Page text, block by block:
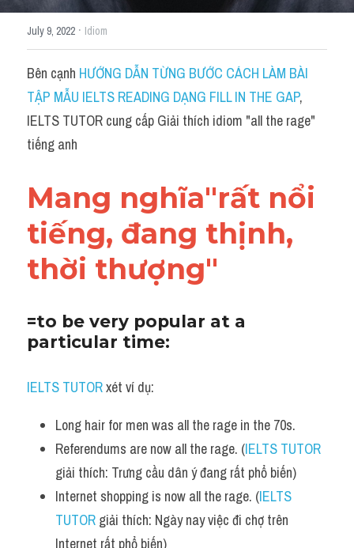
Idioms trái nghĩa
Antonym
Idiom
Grammar
Word form
Cách dùng từ
Phân biệt từ
Speaking
Writing
Vocabulary
July 9, 2022 · Idiom
Bên cạnh HƯỚNG DẪN TỪNG BƯỚC CÁCH LÀM BÀI
TẬP MẪU IELTS READING DẠNG FILL IN THE GAP,
IELTS TUTOR cung cấp Giải thích idiom "all the rage"
tiếng anh
Mang nghĩa"rất nổi
tiếng, đang thịnh,
thời thượng"
=to be very popular at a
particular time:
IELTS TUTOR xét ví dụ:
Long hair for men was all the rage in the 70s.
Referendums are now all the rage. (IELTS TUTOR
giải thích: Trưng cầu dân ý đang rất phổ biến)
Internet shopping is now all the rage. (IELTS
TUTOR giải thích: Ngày nay việc đi chợ trên
Internet rất phổ biến)